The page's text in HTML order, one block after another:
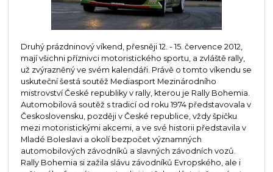
Druhý prázdninový víkend, přesněji 12. - 15. července 2012,
mají všichni příznivci motoristického sportu, a zvláště rally,
už zvýrazněný ve svém kalendáři. Právě o tomto víkendu se
uskuteční šestá soutěž Mediasport Mezinárodního
mistrovství České republiky v rally, kterou je Rally Bohemia.
Automobilová soutěž s tradicí od roku 1974 představovala v
Československu, později v České republice, vždy špičku
mezi motoristickými akcemi, a ve své historii představila v
Mladé Boleslavi a okolí bezpočet významných
automobilových závodníků a slavných závodních vozů.
Rally Bohemia si zažila slávu závodníků Evropského, ale i